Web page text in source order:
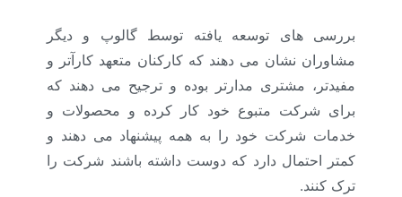
بررسی های توسعه یافته توسط گالوپ و دیگر
مشاوران نشان می دهند که کارکنان متعهد کارآتر و
مفیدتر، مشتری مدارتر بوده و ترجیح می دهند که
برای شرکت متبوع خود کار کرده و محصولات و
خدمات شرکت خود را به همه پیشنهاد می دهند و
کمتر احتمال دارد که دوست داشته باشند شرکت را
ترک کنند.